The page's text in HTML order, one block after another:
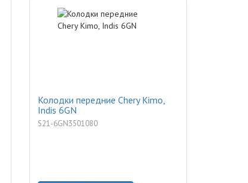
Колодки передние Chery Kimo,
Indis 6GN
S21-6GN3501080